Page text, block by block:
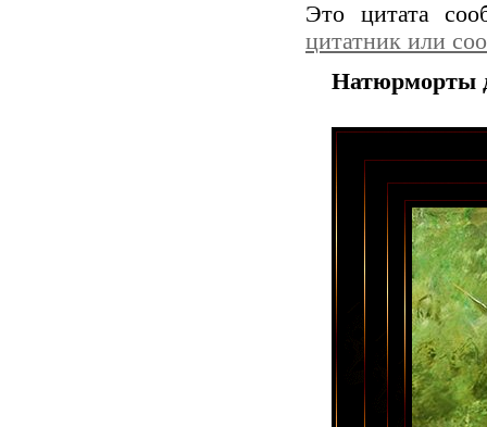
Это цитата
цитатник или
Натюрморты